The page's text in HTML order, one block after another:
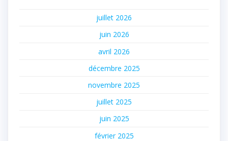
juillet 2026
juin 2026
avril 2026
décembre 2025
novembre 2025
juillet 2025
juin 2025
février 2025